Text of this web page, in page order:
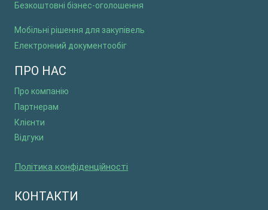
Безкоштовні бізнес-оголошення
Мобільні рішення для закупівель
Електронний документообіг
ПРО НАС
Про компанію
Партнерам
Клієнти
Відгуки
Політика конфіденційності
КОНТАКТИ